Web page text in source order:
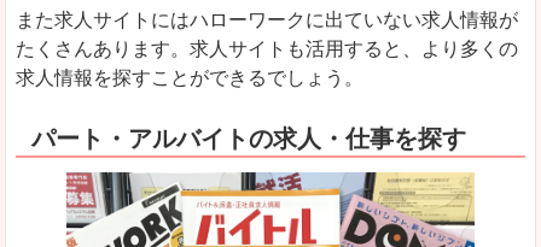
また求人サイトにはハローワークに出ていない求人情報が
たくさんあります。求人サイトも活用すると、より多くの
求人情報を探すことができるでしょう。
パート・アルバイトの求人・仕事を探す